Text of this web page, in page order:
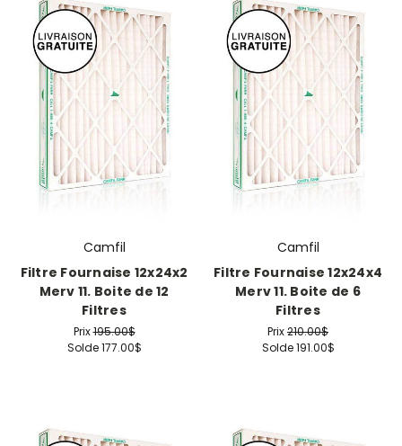
Camfil
Filtre Fournaise 12x24x2
Merv 11. Boite de 12
Filtres
Prix195.00$
Solde177.00$
Camfil
Filtre Fournaise 12x24x4
Merv 11. Boite de 6
Filtres
Prix210.00$
Solde191.00$